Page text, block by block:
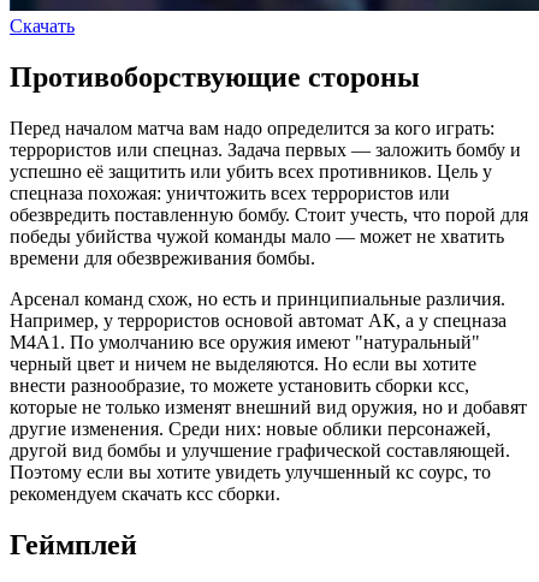
Скачать
Противоборствующие стороны
Перед началом матча вам надо определится за кого играть:
террористов или спецназ. Задача первых — заложить бомбу и
успешно её защитить или убить всех противников. Цель у
спецназа похожая: уничтожить всех террористов или
обезвредить поставленную бомбу. Стоит учесть, что порой для
победы убийства чужой команды мало — может не хватить
времени для обезвреживания бомбы.
Арсенал команд схож, но есть и принципиальные различия.
Например, у террористов основой автомат АК, а у спецназа
M4A1. По умолчанию все оружия имеют "натуральный"
черный цвет и ничем не выделяются. Но если вы хотите
внести разнообразие, то можете установить сборки ксс,
которые не только изменят внешний вид оружия, но и добавят
другие изменения. Среди них: новые облики персонажей,
другой вид бомбы и улучшение графической составляющей.
Поэтому если вы хотите увидеть улучшенный кс соурс, то
рекомендуем скачать ксс сборки.
Геймплей